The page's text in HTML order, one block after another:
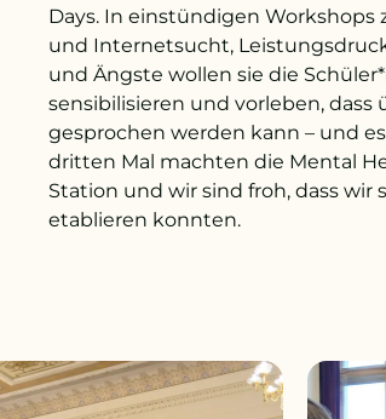
Days. In einstündigen Workshops
und Internetsucht,
und Ängste wollen sie die
sensibilisieren und vorleben,
gesprochen werden kann – und
dritten Mal machten die Mental
Station und wir sind froh, dass wir
etablieren konnten.